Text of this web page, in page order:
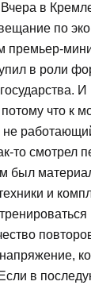
в
по
премьер-
в роли
что к
не
то смотрел
был
и
в